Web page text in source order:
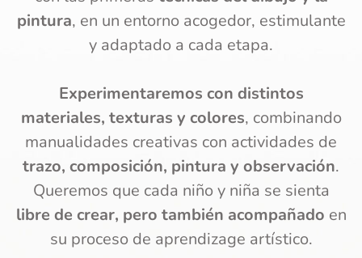
pintura, en un entorno acogedor, estimulante
y adaptado a cada etapa.
Experimentaremos con distintos
materiales, texturas y colores, combinando
manualidades creativas con actividades de
trazo, composición, pintura y observación.
Queremos que cada niño y niña se sienta
libre de crear, pero también acompañado en
su proceso de aprendizage artístico.